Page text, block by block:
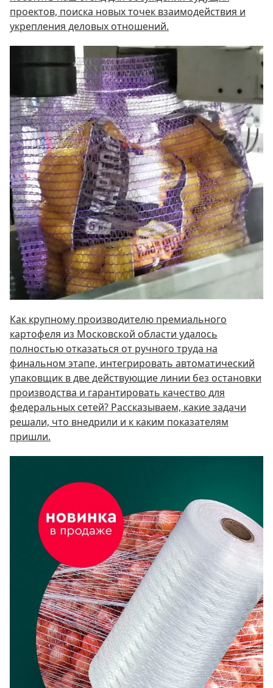
проектов, поиска новых точек взаимодействия и
укрепления деловых отношений.
Как крупному производителю премиального
картофеля из Московской области удалось
полностью отказаться от ручного труда на
финальном этапе, интегрировать автоматический
упаковщик в две действующие линии без остановки
производства и гарантировать качество для
федеральных сетей? Рассказываем, какие задачи
решали, что внедрили и к каким показателям
пришли.